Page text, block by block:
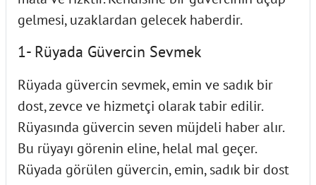
gelmesi, uzaklardan gelecek haberdir.
1- Rüyada Güvercin Sevmek
Rüyada güvercin sevmek, emin ve sadık bir
dost, zevce ve hizmetçi olarak tabir edilir.
Rüyasında güvercin seven müjdeli haber alır.
Bu rüyayı görenin eline, helal mal geçer.
Rüyada görülen güvercin, emin, sadık bir dost